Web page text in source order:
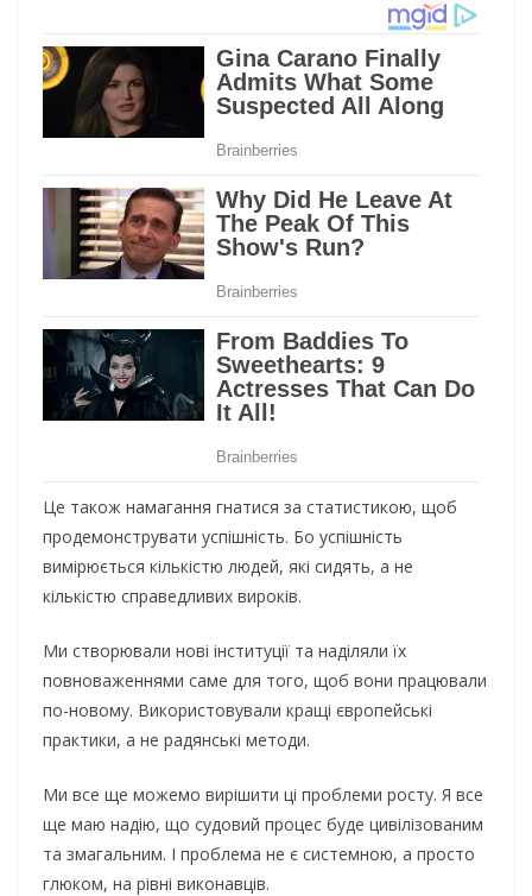
Це також намагання гнатися за статистикою, щоб
продемонструвати успішність. Бо успішність
вимірюється кількістю людей, які сидять, а не
кількістю справедливих вироків.
Ми створювали нові інституції та наділяли їх
повноваженнями саме для того, щоб вони працювали
по-новому. Використовували кращі європейські
практики, а не радянські методи.
Ми все ще можемо вирішити ці проблеми росту. Я все
ще маю надію, що судовий процес буде цивілізованим
та змагальним. І проблема не є системною, а просто
глюком, на рівні виконавців.